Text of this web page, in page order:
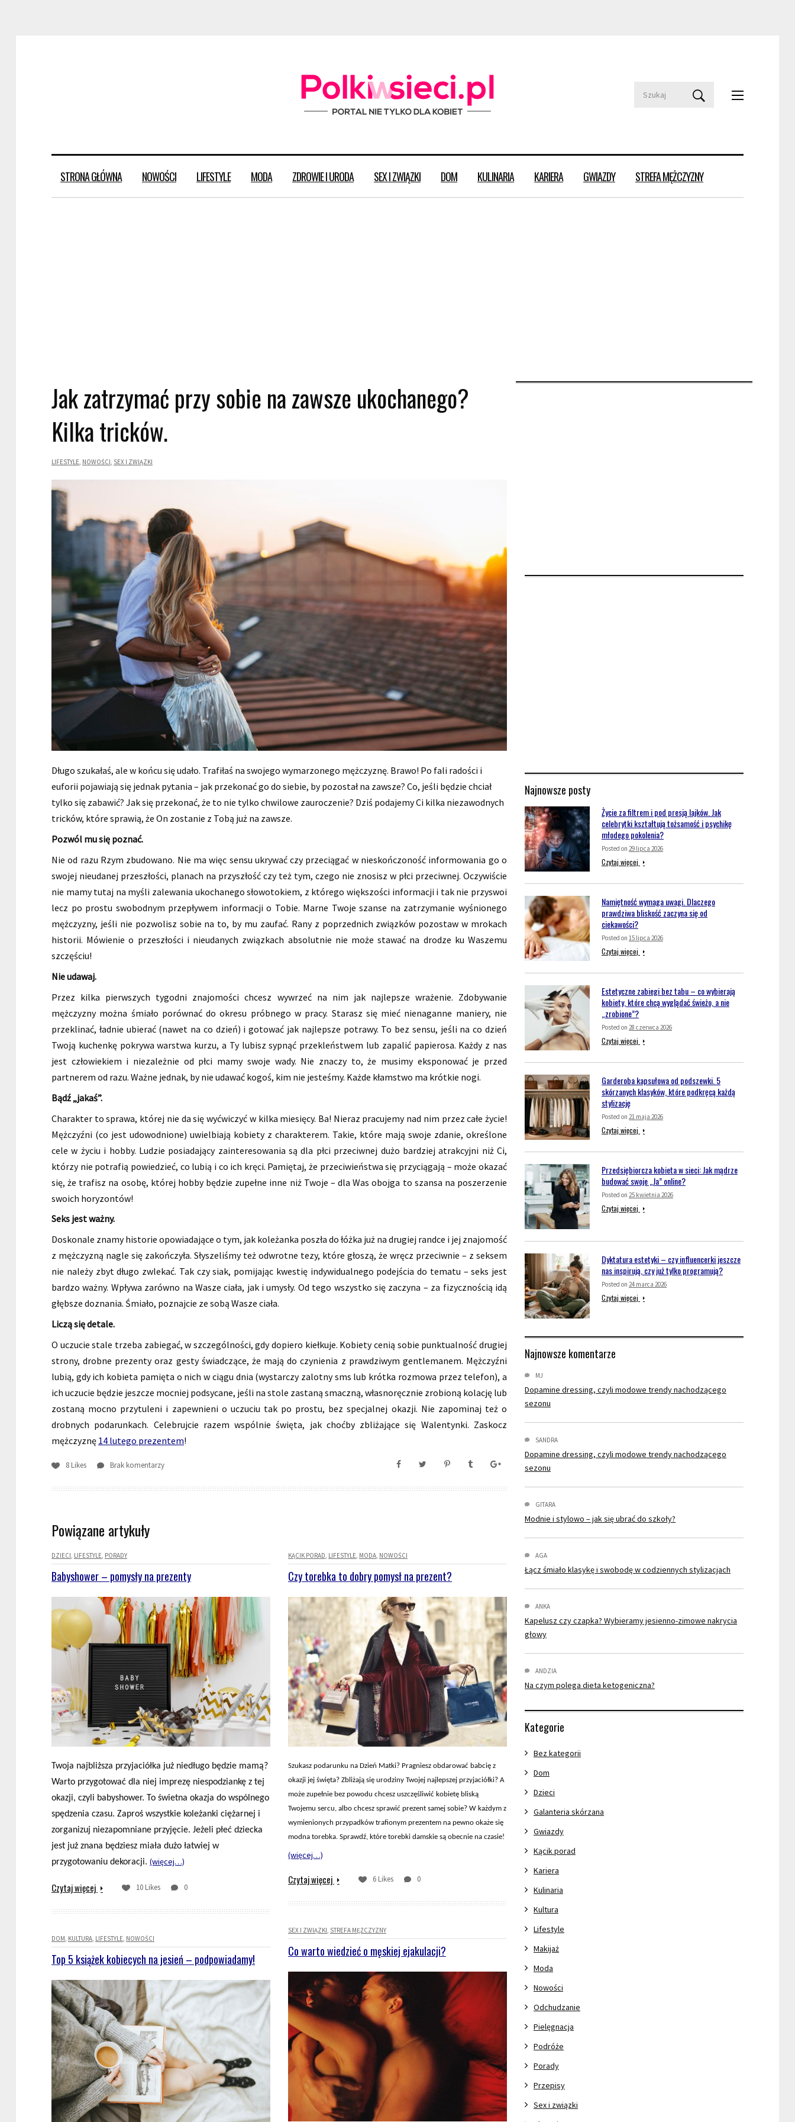
STRONA GŁÓWNA NOWOŚCI LIFESTYLE MODA ZDROWIE I URODA SEX I ZWIĄZKI DOM KULINARIA KARIERA GWIAZDY STREFA MĘŻCZYZNY
Jak zatrzymać przy sobie na zawsze ukochanego?
Kilka tricków.
LIFESTYLE NOWOŚCI SEX I ZWIĄZKI
Długo szukałaś, ale w końcu się udało. Trafiłaś na swojego wymarzonego mężczyznę. Brawo! Po fali radości i
euforii pojawiają się jednak pytania – jak przekonać go do siebie, by pozostał na zawsze? Co, jeśli będzie chciał
tylko się zabawić? Jak się przekonać, że to nie tylko chwilowe zauroczenie? Dziś podajemy Ci kilka niezawodnych
tricków, które sprawią, że On zostanie z Tobą już na zawsze.
Pozwól mu się poznać.
Nie od razu Rzym zbudowano. Nie ma więc sensu ukrywać czy przeciągać w nieskończoność informowania go o
swojej nieudanej przeszłości, planach na przyszłość czy też tym, czego nie znosisz w płci przeciwnej. Oczywiście
nie mamy tutaj na myśli zalewania ukochanego słowotokiem, z którego większości informacji i tak nie przyswoi
lecz po prostu swobodnym przepływem informacji o Tobie. Marne Twoje szanse na zatrzymanie wyśnionego
mężczyzny, jeśli nie pozwolisz sobie na to, by mu zaufać. Rany z poprzednich związków pozostaw w mrokach
historii. Mówienie o przeszłości i nieudanych związkach absolutnie nie może stawać na drodze ku Waszemu
szczęściu!
Nie udawaj.
Przez kilka pierwszych tygodni znajomości chcesz wywrzeć na nim jak najlepsze wrażenie. Zdobywanie
mężczyzny można śmiało porównać do okresu próbnego w pracy. Starasz się mieć nienaganne maniery, nie
przeklinać, ładnie ubierać (nawet na co dzień) i gotować jak najlepsze potrawy. To bez sensu, jeśli na co dzień
Twoją kuchenkę pokrywa warstwa kurzu, a Ty lubisz sypnąć przekleństwem lub zapalić papierosa. Każdy z nas
jest człowiekiem i niezależnie od płci mamy swoje wady. Nie znaczy to, że musimy eksponować je przed
partnerem od razu. Ważne jednak, by nie udawać kogoś, kim nie jesteśmy. Każde kłamstwo ma krótkie nogi.
Bądź „jakaś”.
Charakter to sprawa, której nie da się wyćwiczyć w kilka miesięcy. Ba! Nieraz pracujemy nad nim przez całe życie!
Mężczyźni (co jest udowodnione) uwielbiają kobiety z charakterem. Takie, które mają swoje zdanie, określone
cele w życiu i hobby. Ludzie posiadający zainteresowania są dla płci przeciwnej dużo bardziej atrakcyjni niż Ci,
którzy nie potrafią powiedzieć, co lubią i co ich kręci. Pamiętaj, że przeciwieństwa się przyciągają – może okazać
się, że trafisz na osobę, której hobby będzie zupełne inne niż Twoje – dla Was obojga to szansa na poszerzenie
swoich horyzontów!
Seks jest ważny.
Doskonale znamy historie opowiadające o tym, jak koleżanka poszła do łóżka już na drugiej randce i jej znajomość
z mężczyzną nagle się zakończyła. Słyszeliśmy też odwrotne tezy, które głoszą, że wręcz przeciwnie – z seksem
nie należy zbyt długo zwlekać. Tak czy siak, pomijając kwestię indywidualnego podejścia do tematu – seks jest
bardzo ważny. Wpływa zarówno na Wasze ciała, jak i umysły. Od tego wszystko się zaczyna – za fizycznością idą
głębsze doznania. Śmiało, poznajcie ze sobą Wasze ciała.
Liczą się detale.
O uczucie stale trzeba zabiegać, w szczególności, gdy dopiero kiełkuje. Kobiety cenią sobie punktualność drugiej
strony, drobne prezenty oraz gesty świadczące, że mają do czynienia z prawdziwym gentlemanem. Mężczyźni
lubią, gdy ich kobieta pamięta o nich w ciągu dnia (wystarczy zalotny sms lub krótka rozmowa przez telefon), a
ich uczucie będzie jeszcze mocniej podsycane, jeśli na stole zastaną smaczną, własnoręcznie zrobioną kolację lub
zostaną mocno przytuleni i zapewnieni o uczuciu tak po prostu, bez specjalnej okazji. Nie zapominaj też o
drobnych podarunkach. Celebrujcie razem wspólnie święta, jak choćby zbliżające się Walentynki. Zaskocz
mężczyznę 14 lutego prezentem!
8 Likes Brak komentarzy
Powiązane artykuły
DZIECI LIFESTYLE PORADY
Babyshower – pomysły na prezenty
Twoja najbliższa przyjaciółka już niedługo będzie mamą?
Warto przygotować dla niej imprezę niespodziankę z tej
okazji, czyli babyshower. To świetna okazja do wspólnego
spędzenia czasu. Zaproś wszystkie koleżanki ciężarnej i
zorganizuj niezapomniane przyjęcie. Jeżeli płeć dziecka
jest już znana będziesz miała dużo łatwiej w
przygotowaniu dekoracji. (więcej…)
Czytaj więcej 10 Likes 0
KĄCIK PORAD LIFESTYLE MODA NOWOŚCI
Czy torebka to dobry pomysł na prezent?
Szukasz podarunku na Dzień Matki? Pragniesz obdarować babcię z
okazji jej święta? Zbliżają się urodziny Twojej najlepszej przyjaciółki? A
może zupełnie bez powodu chcesz uszczęśliwić kobietę bliską
Twojemu sercu, albo chcesz sprawić prezent samej sobie? W każdym z
wymienionych przypadków trafionym prezentem na pewno okaże się
modna torebka. Sprawdź, które torebki damskie są obecnie na czasie!
(więcej…)
Czytaj więcej 6 Likes 0
DOM KULTURA LIFESTYLE NOWOŚCI
Top 5 książek kobiecych na jesień – podpowiadamy!
SEX I ZWIĄZKI STREFA MĘŻCZYZNY
Co warto wiedzieć o męskiej ejakulacji?
Najnowsze posty
Życie za filtrem i pod presją lajków. Jak
celebrytki kształtują tożsamość i psychikę
młodego pokolenia?
Posted on 29 lipca 2026
Czytaj więcej
Namiętność wymaga uwagi. Dlaczego
prawdziwa bliskość zaczyna się od
ciekawości?
Posted on 15 lipca 2026
Czytaj więcej
Estetyczne zabiegi bez tabu – co wybierają
kobiety, które chcą wyglądać świeżo, a nie
„zrobione”?
Posted on 28 czerwca 2026
Czytaj więcej
Garderoba kapsułowa od podszewki. 5
skórzanych klasyków, które podkręcą każdą
stylizację
Posted on 21 maja 2026
Czytaj więcej
Przedsiębiorcza kobieta w sieci: Jak mądrze
budować swoje „Ja” online?
Posted on 25 kwietnia 2026
Czytaj więcej
Dyktatura estetyki – czy influencerki jeszcze
nas inspirują, czy już tylko programują?
Posted on 24 marca 2026
Czytaj więcej
Najnowsze komentarze
MJ
Dopamine dressing, czyli modowe trendy nachodzącego
sezonu
SANDRA
Dopamine dressing, czyli modowe trendy nachodzącego
sezonu
GITARA
Modnie i stylowo – jak się ubrać do szkoły?
AGA
Łącz śmiało klasykę i swobodę w codziennych stylizacjach
ANKA
Kapelusz czy czapka? Wybieramy jesienno-zimowe nakrycia
głowy
ANDZIA
Na czym polega dieta ketogeniczna?
Kategorie
Bez kategorii
Dom
Dzieci
Galanteria skórzana
Gwiazdy
Kącik porad
Kariera
Kulinaria
Kultura
Lifestyle
Makijaż
Moda
Nowości
Odchudzanie
Pielęgnacja
Podróże
Porady
Przepisy
Sex i związki